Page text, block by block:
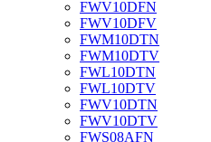
FWV10DFN
FWV10DFV
FWM10DTN
FWM10DTV
FWL10DTN
FWL10DTV
FWV10DTN
FWV10DTV
FWS08AFN